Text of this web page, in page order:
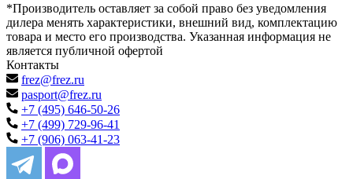
*Производитель оставляет за собой право без уведомления
дилера менять характеристики, внешний вид, комплектацию
товара и место его производства. Указанная информация не
является публичной офертой
Контакты
frez@frez.ru
pasport@frez.ru
+7 (495) 646-50-26
+7 (499) 729-96-41
+7 (906) 063-41-23